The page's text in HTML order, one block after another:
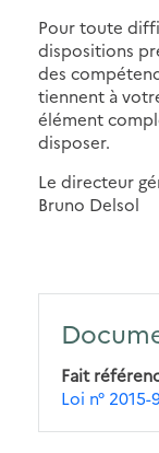
Pour toute
dispositions
des
tiennent à
élément
disposer.
Le directeur
Bruno Delsol
Fait
Loi n°